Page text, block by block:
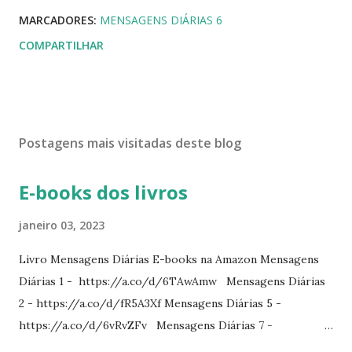
MARCADORES: MENSAGENS DIÁRIAS 6
COMPARTILHAR
Postagens mais visitadas deste blog
E-books dos livros
janeiro 03, 2023
Livro Mensagens Diárias E-books na Amazon Mensagens
Diárias 1 - https://a.co/d/6TAwAmw Mensagens Diárias
2 - https://a.co/d/fR5A3Xf Mensagens Diárias 5 -
https://a.co/d/6vRvZFv Mensagens Diárias 7 -